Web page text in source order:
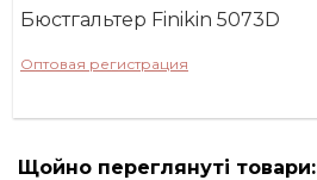
Бюстгальтер Finikin 5073D
Оптовая регистрация
Щойно переглянуті товари: